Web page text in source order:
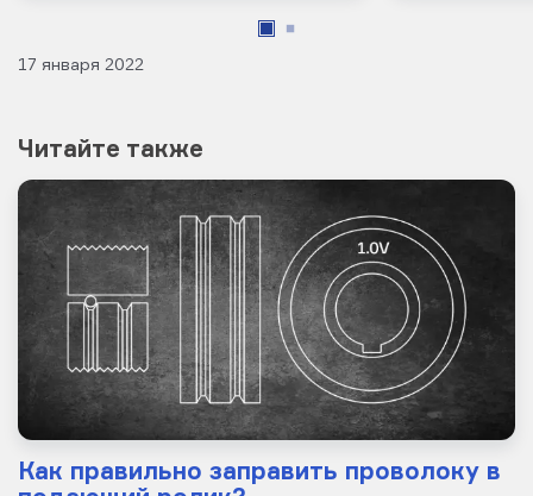
17 января 2022
Читайте также
Как правильно заправить проволоку в